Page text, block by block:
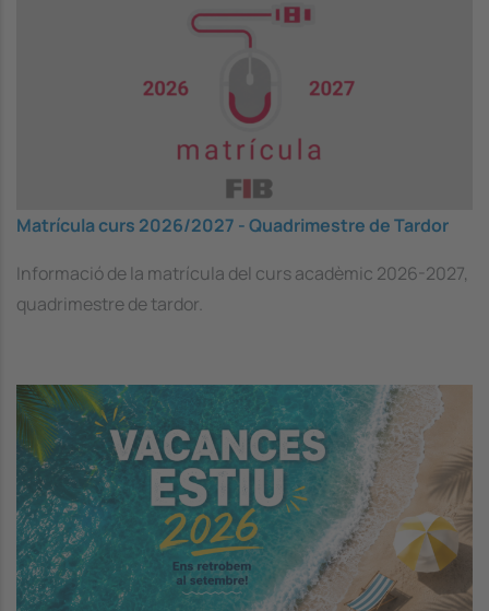
Vida Universitària
Matrícula curs 2026/2027 - Quadrimestre de Tardor
Informació de la matrícula del curs acadèmic 2026-2027,
quadrimestre de tardor.
Image